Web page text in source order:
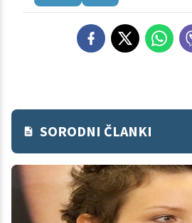
SORODNI ČLANKI